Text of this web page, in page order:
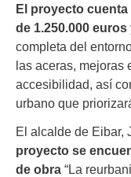
El proyecto
de 1.250.000 euros
completa del
las aceras, mejoras
accesibilidad, así
urbano que
El alcalde de Eibar,
proyecto se
de obra “La